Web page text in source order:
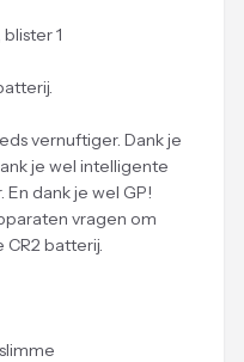
1
vernuftiger. Dank je
je wel intelligente
dank je wel GP!
vragen om
CR2 batterij.